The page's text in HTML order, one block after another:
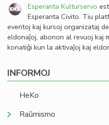
Esperanta Kulturservo
Esperanta Civito. Tiu
eventoj kaj kursoj organizataj
eldonaĵoj, abonon al revuoj kaj
konatiĝi kun la aktivaĵoj kaj
INFORMOJ
HeKo
Raŭmismo